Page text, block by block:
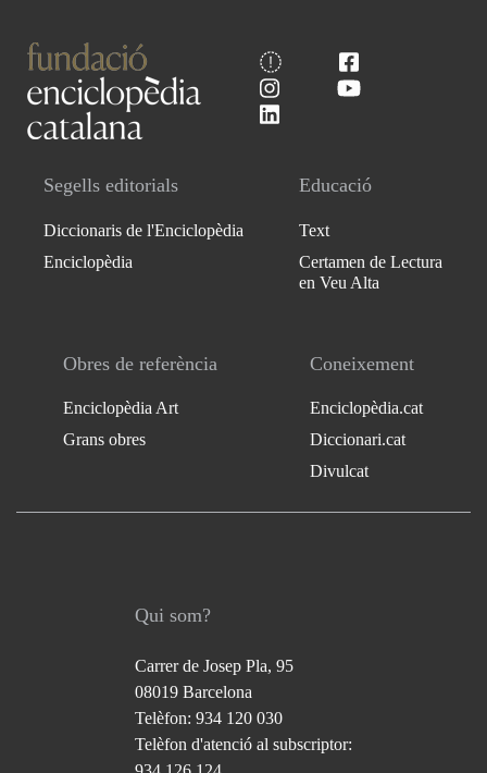
Segells editorials
Diccionaris de l'Enciclopèdia
Enciclopèdia
Educació
Text
Certamen de Lectura
en Veu Alta
Obres de referència
Enciclopèdia Art
Grans obres
Coneixement
Enciclopèdia.cat
Diccionari.cat
Divulcat
Qui som?
Carrer de Josep Pla, 95
08019 Barcelona
Telèfon: 934 120 030
Telèfon d'atenció al subscriptor: